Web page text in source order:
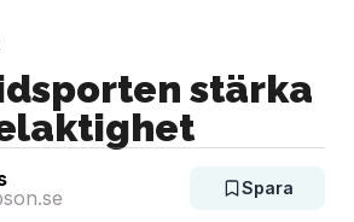
stärka
Spara